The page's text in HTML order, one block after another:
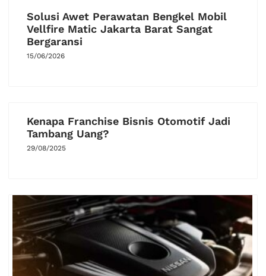
Solusi Awet Perawatan Bengkel Mobil
Vellfire Matic Jakarta Barat Sangat
Bergaransi
15/06/2026
Kenapa Franchise Bisnis Otomotif Jadi
Tambang Uang?
29/08/2025